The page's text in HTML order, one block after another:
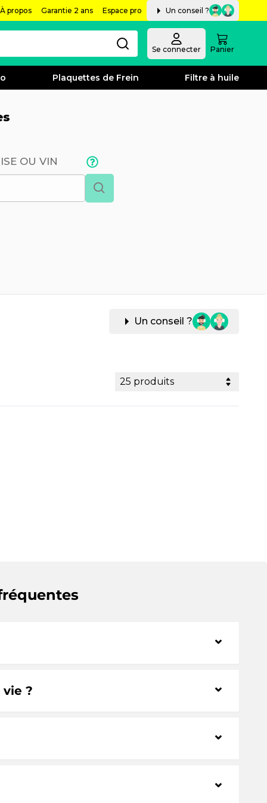
À propos Garantie 2 ans Espace pro Un conseil ?
Se connecter Panier
Plaquettes de Frein Filtre à huile
OU VIN
Un conseil ?
25 produits
⌃
? ⌃
⌃
⌃